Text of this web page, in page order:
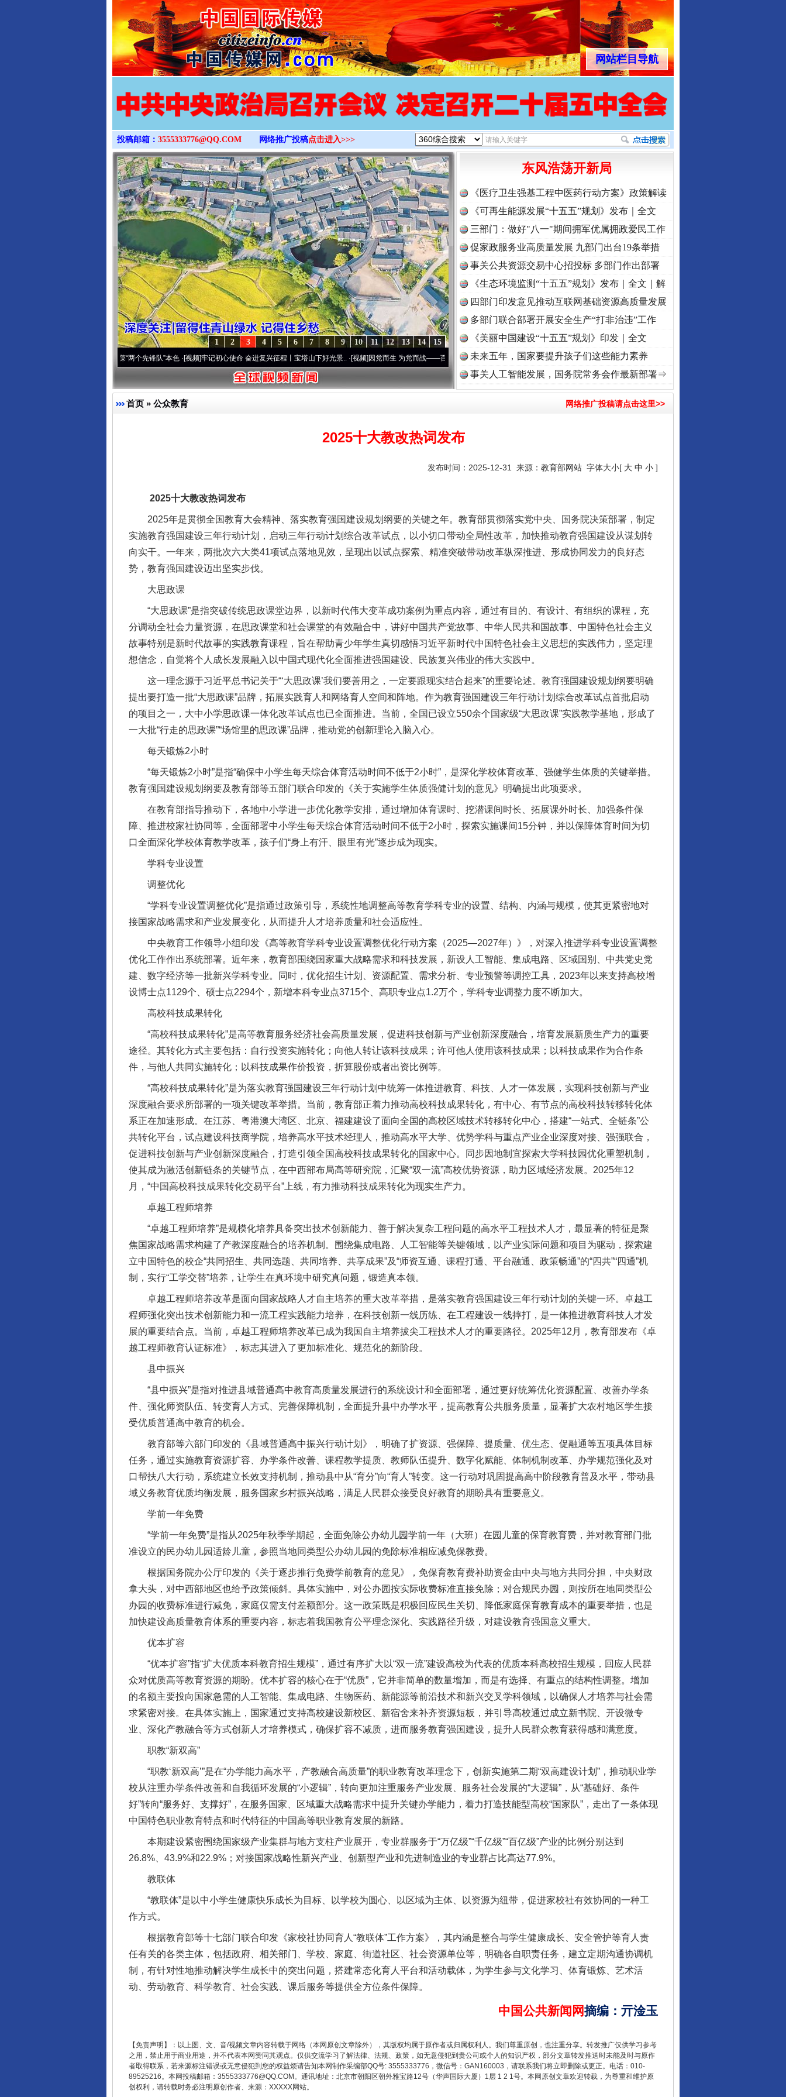
>
网站栏目导航
投稿邮箱： 3555333776@QQ.COM 网络推广投稿点击进入>>>
15
14
13
12
11
10
9
8
7
6
5
4
3
2
1
永葆“两个先锋队”本色·[视频]牢记初心使命 奋进复兴征程丨宝塔山下好光景..·[视频]因党而生 为党而战——百年“纪”事⑧加强纪律..·[视频]牢记初心使命 奋进复兴征程丨“转折之城”激荡..·[视频]
东风浩荡开新局
《医疗卫生强基工程中医药行动方案》政策解读
《可再生能源发展“十五五”规划》发布｜全文
三部门：做好"八一"期间拥军优属拥政爱民工作
促家政服务业高质量发展 九部门出台19条举措
事关公共资源交易中心招投标 多部门作出部署
《生态环境监测“十五五”规划》发布｜全文｜解
读
四部门印发意见推动互联网基础资源高质量发展
多部门联合部署开展安全生产“打非治违”工作
《美丽中国建设“十五五”规划》印发｜全文
未来五年，国家要提升孩子们这些能力素养
事关人工智能发展，国务院常务会作最新部署⇒
首页 » 公众教育 网络推广投稿请点击这里>>
2025十大教改热词发布
发布时间：2025-12-31 来源： 教育部网站 字体大小[ 大 中 小 ]
2025十大教改热词发布
2025年是贯彻全国教育大会精神、落实教育强国建设规划纲要的关键之年。教育部贯彻落实党中央、国务院决策部署，制定
实施教育强国建设三年行动计划，启动三年行动计划综合改革试点，以小切口带动全局性改革，加快推动教育强国建设从谋划转
向实干。一年来，两批次六大类41项试点落地见效，呈现出以试点探索、精准突破带动改革纵深推进、形成协同发力的良好态
势，教育强国建设迈出坚实步伐。
大思政课
“大思政课”是指突破传统思政课堂边界，以新时代伟大变革成功案例为重点内容，通过有目的、有设计、有组织的课程，充
分调动全社会力量资源，在思政课堂和社会课堂的有效融合中，讲好中国共产党故事、中华人民共和国故事、中国特色社会主义
故事特别是新时代故事的实践教育课程，旨在帮助青少年学生真切感悟习近平新时代中国特色社会主义思想的实践伟力，坚定理
想信念，自觉将个人成长发展融入以中国式现代化全面推进强国建设、民族复兴伟业的伟大实践中。
这一理念源于习近平总书记关于“‘大思政课’我们要善用之，一定要跟现实结合起来”的重要论述。教育强国建设规划纲要明确
提出要打造一批“大思政课”品牌，拓展实践育人和网络育人空间和阵地。作为教育强国建设三年行动计划综合改革试点首批启动
的项目之一，大中小学思政课一体化改革试点也已全面推进。当前，全国已设立550余个国家级“大思政课”实践教学基地，形成了
一大批“行走的思政课”“场馆里的思政课”品牌，推动党的创新理论入脑入心。
每天锻炼2小时
“每天锻炼2小时”是指“确保中小学生每天综合体育活动时间不低于2小时”，是深化学校体育改革、强健学生体质的关键举措。
教育强国建设规划纲要及教育部等五部门联合印发的《关于实施学生体质强健计划的意见》明确提出此项要求。
在教育部指导推动下，各地中小学进一步优化教学安排，通过增加体育课时、挖潜课间时长、拓展课外时长、加强条件保
障、推进校家社协同等，全面部署中小学生每天综合体育活动时间不低于2小时，探索实施课间15分钟，并以保障体育时间为切
口全面深化学校体育教学改革，孩子们“身上有汗、眼里有光”逐步成为现实。
学科专业设置
调整优化
“学科专业设置调整优化”是指通过政策引导，系统性地调整高等教育学科专业的设置、结构、内涵与规模，使其更紧密地对
接国家战略需求和产业发展变化，从而提升人才培养质量和社会适应性。
中央教育工作领导小组印发《高等教育学科专业设置调整优化行动方案（2025—2027年）》，对深入推进学科专业设置调整
优化工作作出系统部署。近年来，教育部围绕国家重大战略需求和科技发展，新设人工智能、集成电路、区域国别、中共党史党
建、数字经济等一批新兴学科专业。同时，优化招生计划、资源配置、需求分析、专业预警等调控工具，2023年以来支持高校增
设博士点1129个、硕士点2294个，新增本科专业点3715个、高职专业点1.2万个，学科专业调整力度不断加大。
高校科技成果转化
“高校科技成果转化”是高等教育服务经济社会高质量发展，促进科技创新与产业创新深度融合，培育发展新质生产力的重要
途径。其转化方式主要包括：自行投资实施转化；向他人转让该科技成果；许可他人使用该科技成果；以科技成果作为合作条
件，与他人共同实施转化；以科技成果作价投资，折算股份或者出资比例等。
“高校科技成果转化”是为落实教育强国建设三年行动计划中统筹一体推进教育、科技、人才一体发展，实现科技创新与产业
深度融合要求所部署的一项关键改革举措。当前，教育部正着力推动高校科技成果转化，有中心、有节点的高校科技转移转化体
系正在加速形成。在江苏、粤港澳大湾区、北京、福建建设了面向全国的高校区域技术转移转化中心，搭建“一站式、全链条”公
共转化平台，试点建设科技商学院，培养高水平技术经理人，推动高水平大学、优势学科与重点产业企业深度对接、强强联合，
促进科技创新与产业创新深度融合，打造引领全国高校科技成果转化的国家中心。同步因地制宜探索大学科技园优化重塑机制，
使其成为激活创新链条的关键节点，在中西部布局高等研究院，汇聚“双一流”高校优势资源，助力区域经济发展。2025年12
月，“中国高校科技成果转化交易平台”上线，有力推动科技成果转化为现实生产力。
卓越工程师培养
“卓越工程师培养”是规模化培养具备突出技术创新能力、善于解决复杂工程问题的高水平工程技术人才，最显著的特征是聚
焦国家战略需求构建了产教深度融合的培养机制。围绕集成电路、人工智能等关键领域，以产业实际问题和项目为驱动，探索建
立中国特色的校企“共同招生、共同选题、共同培养、共享成果”及“师资互通、课程打通、平台融通、政策畅通”的“四共”“四通”机
制，实行“工学交替”培养，让学生在真环境中研究真问题，锻造真本领。
卓越工程师培养改革是面向国家战略人才自主培养的重大改革举措，是落实教育强国建设三年行动计划的关键一环。卓越工
程师强化突出技术创新能力和一流工程实践能力培养，在科技创新一线历练、在工程建设一线摔打，是一体推进教育科技人才发
展的重要结合点。当前，卓越工程师培养改革已成为我国自主培养拔尖工程技术人才的重要路径。2025年12月，教育部发布《卓
越工程师教育认证标准》，标志其进入了更加标准化、规范化的新阶段。
县中振兴
“县中振兴”是指对推进县域普通高中教育高质量发展进行的系统设计和全面部署，通过更好统筹优化资源配置、改善办学条
件、强化师资队伍、转变育人方式、完善保障机制，全面提升县中办学水平，提高教育公共服务质量，显著扩大农村地区学生接
受优质普通高中教育的机会。
教育部等六部门印发的《县域普通高中振兴行动计划》，明确了扩资源、强保障、提质量、优生态、促融通等五项具体目标
任务，通过实施教育资源扩容、办学条件改善、课程教学提质、教师队伍提升、数字化赋能、体制机制改革、办学规范强化及对
口帮扶八大行动，系统建立长效支持机制，推动县中从“育分”向“育人”转变。这一行动对巩固提高高中阶段教育普及水平，带动县
域义务教育优质均衡发展，服务国家乡村振兴战略，满足人民群众接受良好教育的期盼具有重要意义。
学前一年免费
“学前一年免费”是指从2025年秋季学期起，全面免除公办幼儿园学前一年（大班）在园儿童的保育教育费，并对教育部门批
准设立的民办幼儿园适龄儿童，参照当地同类型公办幼儿园的免除标准相应减免保教费。
根据国务院办公厅印发的《关于逐步推行免费学前教育的意见》，免保育教育费补助资金由中央与地方共同分担，中央财政
拿大头，对中西部地区也给予政策倾斜。具体实施中，对公办园按实际收费标准直接免除；对合规民办园，则按所在地同类型公
办园的收费标准进行减免，家庭仅需支付差额部分。这一政策既是积极回应民生关切、降低家庭保育教育成本的重要举措，也是
加快建设高质量教育体系的重要内容，标志着我国教育公平理念深化、实践路径升级，对建设教育强国意义重大。
优本扩容
“优本扩容”指“扩大优质本科教育招生规模”，通过有序扩大以“双一流”建设高校为代表的优质本科高校招生规模，回应人民群
众对优质高等教育资源的期盼。优本扩容的核心在于“优质”，它并非简单的数量增加，而是有选择、有重点的结构性调整。增加
的名额主要投向国家急需的人工智能、集成电路、生物医药、新能源等前沿技术和新兴交叉学科领域，以确保人才培养与社会需
求紧密对接。在具体实施上，国家通过支持高校建设新校区、新宿舍来补齐资源短板，并引导高校通过成立新书院、开设微专
业、深化产教融合等方式创新人才培养模式，确保扩容不减质，进而服务教育强国建设，提升人民群众教育获得感和满意度。
职教“新双高”
“职教‘新双高’”是在“办学能力高水平，产教融合高质量”的职业教育改革理念下，创新实施第二期“双高建设计划”，推动职业学
校从注重办学条件改善和自我循环发展的“小逻辑”，转向更加注重服务产业发展、服务社会发展的“大逻辑”，从“基础好、条件
好”转向“服务好、支撑好”，在服务国家、区域重大战略需求中提升关键办学能力，着力打造技能型高校“国家队”，走出了一条体现
中国特色职业教育特点和时代特征的中国高等职业教育发展的新路。
本期建设紧密围绕国家级产业集群与地方支柱产业展开，专业群服务于“万亿级”“千亿级”“百亿级”产业的比例分别达到
26.8%、43.9%和22.9%；对接国家战略性新兴产业、创新型产业和先进制造业的专业群占比高达77.9%。
教联体
“教联体”是以中小学生健康快乐成长为目标、以学校为圆心、以区域为主体、以资源为纽带，促进家校社有效协同的一种工
作方式。
根据教育部等十七部门联合印发《家校社协同育人“教联体”工作方案》，其内涵是整合与学生健康成长、安全管护等育人责
任有关的各类主体，包括政府、相关部门、学校、家庭、街道社区、社会资源单位等，明确各自职责任务，建立定期沟通协调机
制，有针对性地推动解决学生成长中的突出问题，搭建常态化育人平台和活动载体，为学生参与文化学习、体育锻炼、艺术活
动、劳动教育、科学教育、社会实践、课后服务等提供全方位条件保障。
中国公共新闻网摘编 ： 亓淦玉
【免责声明】：以上图、文、音/视频文章内容转载于网络（本网原创文章除外），其版权均属于原作者或归属权利人。我们尊重原创，也注重分享。转发推广仅供学习参考
之用，禁止用于商业用途，并不代表本网赞同其观点。仅供交流学习了解法律、法规、政策，如无意侵犯到贵公司或个人的知识产权，部分文章转发推送时未能及时与原作
者取得联系，若来源标注错误或无意侵犯到您的权益烦请告知本网制作采编部QQ号: 3555333776，微信号：GAN160003，请联系我们将立即删除或更正。电话：010-
89525216。本网投稿邮箱：3555333776@QQ.COM。通讯地址：北京市朝阳区朝外雅宝路12号（华声国际大厦）1层 1 2 1号。本网原创文章欢迎转载，为尊重和维护原
创权利，请转载时务必注明原创作者、来源：XXXXX网站。
完善运行机制助力责任有效落实 一纸欠条伤亲情 巡回调解促和解.. 行业协会接连发公告